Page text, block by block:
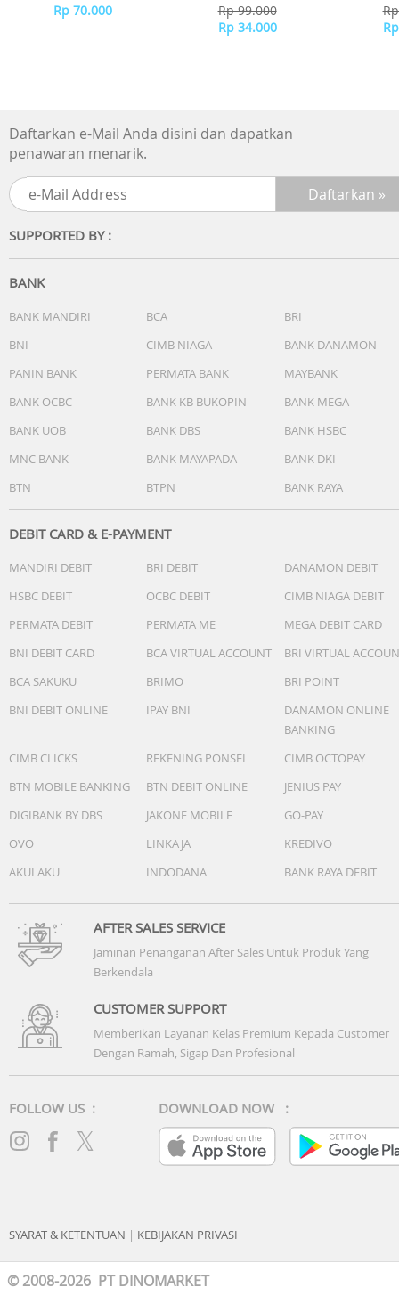
BTA-508 - WHITE
Rp 70.000
Rp 99.000
Rp 34.000
Daftarkan e-Mail Anda disini dan dapatkan
penawaran menarik.
SUPPORTED BY :
BANK
BANK MANDIRI BCA
BRI
BNI
CIMB NIAGA
BANK DANAMON
PANIN BANK
PERMATA BANK
MAYBANK
BANK OCBC
BANK KB BUKOPIN
BANK MEGA
BANK UOB
BANK DBS
BANK HSBC
MNC BANK
BANK MAYAPADA
BANK DKI
BTN
BTPN BANK RAYA
DEBIT CARD & E-PAYMENT
MANDIRI DEBIT BRI DEBIT
DANAMON DEBIT
HSBC DEBIT
OCBC DEBIT
CIMB NIAGA DEBIT
PERMATA DEBIT
PERMATA ME
MEGA DEBIT CARD
BNI DEBIT CARD
BCA VIRTUAL ACCOUNT
BRI VIRTUAL
BCA SAKUKU
BRIMO
BRI POINT
BNI DEBIT ONLINE
IPAY BNI
DANAMON ONLINE
BANKING
CIMB CLICKS
REKENING PONSEL
CIMB OCTOPAY
BTN MOBILE BANKING
BTN DEBIT ONLINE
JENIUS PAY
DIGIBANK BY DBS
JAKONE MOBILE
GO-PAY
OVO
LINKAJA
KREDIVO
AKULAKU
INDODANA BANK RAYA DEBIT
AFTER SALES SERVICE
Jaminan Penanganan After Sales Untuk Produk Yang
Berkendala
CUSTOMER SUPPORT
Memberikan Layanan Kelas Premium Kepada Customer
Dengan Ramah, Sigap Dan Profesional
FOLLOW US : DOWNLOAD NOW :
SYARAT & KETENTUAN | KEBIJAKAN PRIVASI
© 2008-2026 PT DINOMARKET